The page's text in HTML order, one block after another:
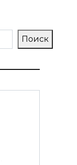
Поиск